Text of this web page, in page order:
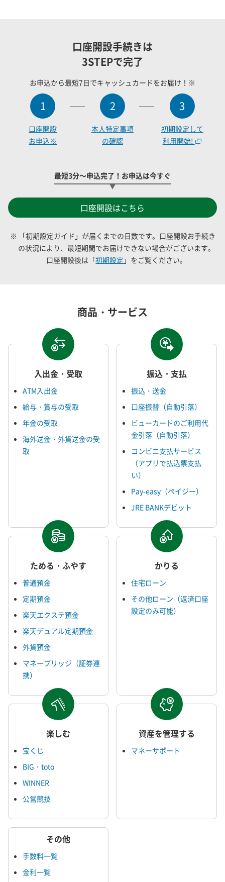
口座開設手続きは
3STEPで完了
お申込から最短7日でキャッシュカードをお届け！※
1
口座開設
お申込※
2
本人特定事項
の確認
3
初期設定して
利用開始!
最短3分～申込完了！お申込は今すぐ
口座開設はこちら
※ 「初期設定ガイド」が届くまでの日数です。口座開設お手続き
の状況により、最短期間でお届けできない場合がございます。
口座開設後は「初期設定 」をご覧ください。
商品・サービス
入出金・受取
ATM入出金
給与・賞与の受取
年金の受取
海外送金・外貨送金の受
取
振込・支払
振込・送金
口座振替（自動引落）
ビューカードのご利用代
金引落（自動引落）
コンビニ支払サービス
（アプリで払込票支払
い）
Pay-easy（ペイジー）
JRE BANKデビット
ためる・ふやす
普通預金
定期預金
楽天エクステ預金
楽天デュアル定期預金
外貨預金
マネーブリッジ（証券連
携）
かりる
住宅ローン
その他ローン（返済口座
設定のみ可能）
楽しむ
宝くじ
BIG・toto
WINNER
公営競技
資産を管理する
マネーサポート
その他
手数料一覧
金利一覧